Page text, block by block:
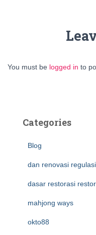
You must be logged in to
Categories
Blog
dan renovasi regulasi
dasar restorasi
mahjong ways
okto88